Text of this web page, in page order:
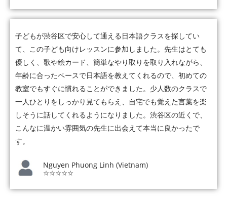
子どもが渋谷区で安心して通える日本語クラスを探してい
て、この子ども向けレッスンに参加しました。先生はとても
優しく、歌や絵カード、簡単なやり取りを取り入れながら、
年齢に合ったペースで日本語を教えてくれるので、初めての
教室でもすぐに慣れることができました。少人数のクラスで
一人ひとりをしっかり見てもらえ、自宅でも覚えた言葉を楽
しそうに話してくれるようになりました。渋谷区の近くで、
こんなに温かい雰囲気の先生に出会えて本当に良かったで
す。
Nguyen Phuong Linh (Vietnam)
☆☆☆☆☆